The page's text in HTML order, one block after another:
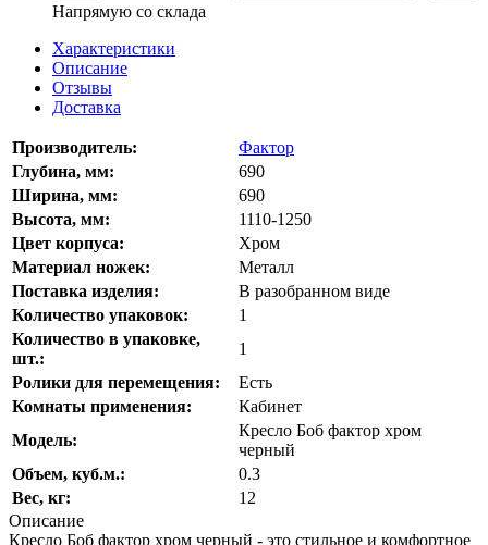
Напрямую со склада
Характеристики
Описание
Отзывы
Доставка
Производитель:
Фактор
Глубина, мм:
690
Ширина, мм:
690
Высота, мм:
1110-1250
Цвет корпуса:
Хром
Материал ножек:
Металл
Поставка изделия:
В разобранном виде
Количество упаковок:
1
Количество в упаковке,
шт.:
1
Ролики для перемещения:
Есть
Комнаты применения:
Кабинет
Модель:
Кресло Боб фактор хром
черный
Объем, куб.м.:
0.3
Вес, кг:
12
Описание
Кресло Боб фактор хром черный - это стильное и комфортное